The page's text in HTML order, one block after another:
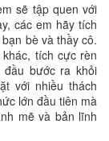
sẽ tập quen với
các em hãy tích
bè và thầy cô.
tích cực rèn
bước ra khỏi
với nhiều thách
lớn đầu tiên mà
mẽ và bản lĩnh